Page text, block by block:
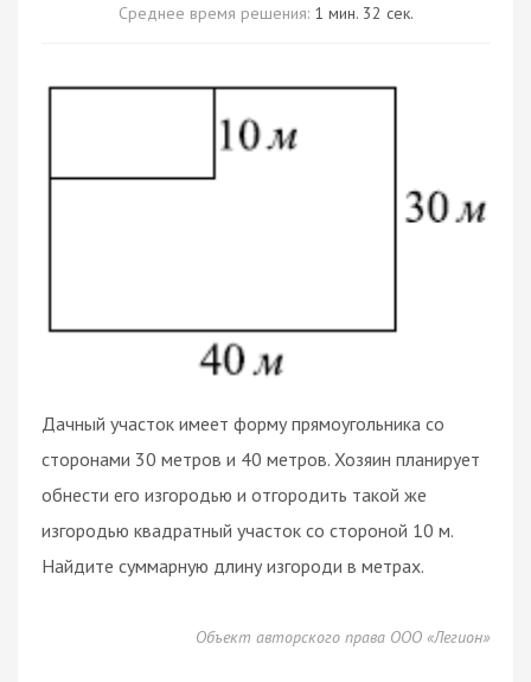
Среднее время решения: 1 мин. 32 сек.
Дачный участок имеет форму прямоугольника со
сторонами 30 метров и 40 метров. Хозяин планирует
обнести его изгородью и отгородить такой же
изгородью квадратный участок со стороной 10 м.
Найдите суммарную длину изгороди в метрах.
Объект авторского права ООО «Легион»